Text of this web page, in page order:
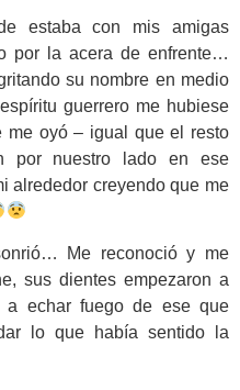
estaba con mis amigas
por la acera de enfrente…
su nombre en medio
guerrero me hubiese
me oyó – igual que el resto
por nuestro lado en ese
alrededor creyendo que me
Me reconoció y me
sus dientes empezaron a
echar fuego de ese que
lo que había sentido la